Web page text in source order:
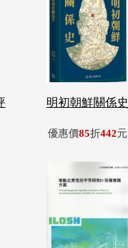
明初朝鮮關係史
優惠價85折442元